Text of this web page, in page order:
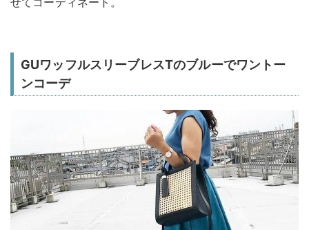
GUワッフルスリーブレスTのブルーでワントー
ンコーデ